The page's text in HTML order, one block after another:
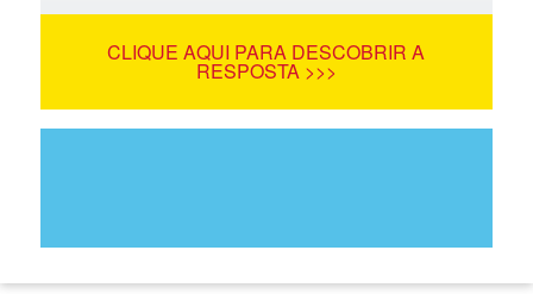
CLIQUE AQUI PARA DESCOBRIR A
RESPOSTA >>>